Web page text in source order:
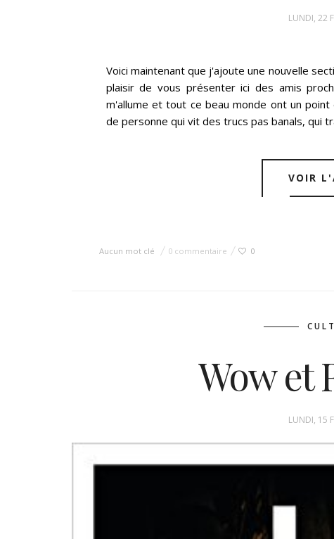
LUNDI, 22
Voici maintenant que j'ajoute une nouvelle
plaisir de vous présenter ici des amis
m'allume et tout ce beau monde ont un point
de personne qui vit des trucs pas banals, qui
VOIR
Aucun mot clé 0 commentaire 0
Wow et
LUNDI, 15